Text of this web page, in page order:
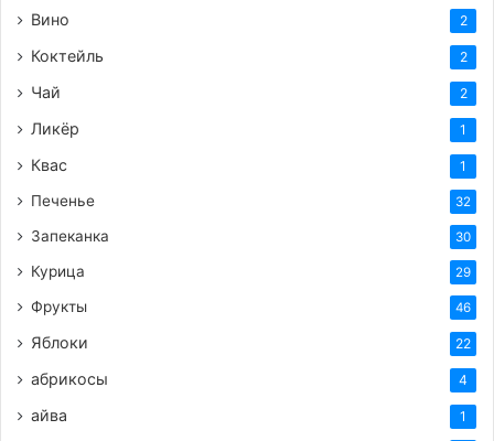
Вино 2
Коктейль 2
Чай 2
Ликёр 1
Квас 1
Печенье 32
Запеканка 30
Курица 29
Фрукты 46
Яблоки 22
абрикосы 4
айва 1